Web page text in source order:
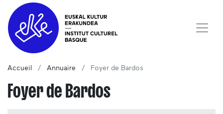
Accueil Annuaire Foyer de Bardos
Foyer de Bardos